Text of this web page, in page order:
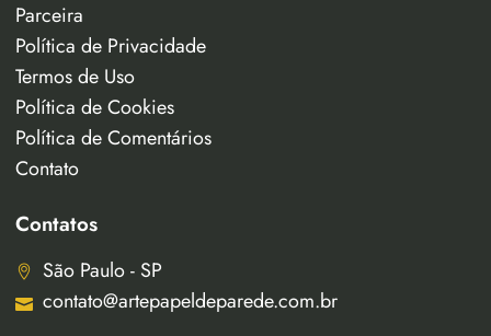
Parceira
Política de Privacidade
Termos de Uso
Política de Cookies
Política de Comentários
Contato
Contatos
São Paulo - SP
contato@artepapeldeparede.com.br